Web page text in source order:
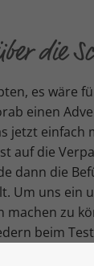
die
es wäre
einen
jetzt einfach
auf die
dann die
Um uns ein
machen zu
beim